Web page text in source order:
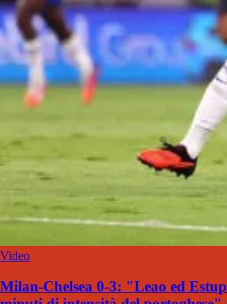
Video
Milan-Chelsea 0-3: "Leao ed